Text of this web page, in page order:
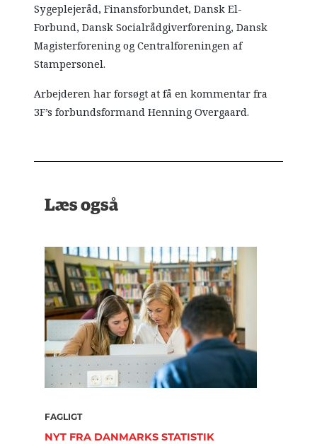
Sygeplejeråd, Finansforbundet, Dansk El-
Forbund, Dansk Socialrådgiverforening, Dansk
Magisterforening og Centralforeningen af
Stampersonel.
Arbejderen har forsøgt at få en kommentar fra
3F’s forbundsformand Henning Overgaard.
Læs også
FAGLIGT
NYT FRA DANMARKS STATISTIK